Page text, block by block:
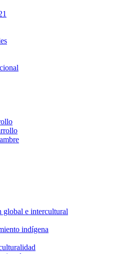
global e intercultural
indígena